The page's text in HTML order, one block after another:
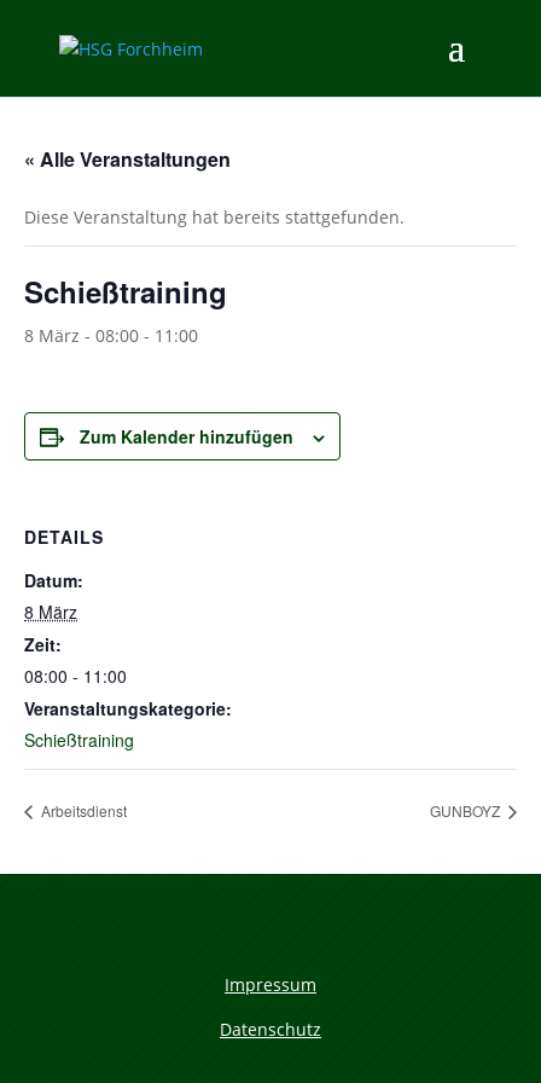
« Alle Veranstaltungen
Diese Veranstaltung hat bereits stattgefunden.
Schießtraining
8 März - 08:00 - 11:00
Zum Kalender hinzufügen
DETAILS
Datum:
8 März
Zeit:
08:00 - 11:00
Veranstaltungskategorie:
Schießtraining
Arbeitsdienst GUNBOYZ
Impressum
Datenschutz